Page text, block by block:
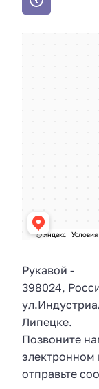
Рукавой -
398024,
ул.
Липецке.
Позвоните
электронном
отправьте